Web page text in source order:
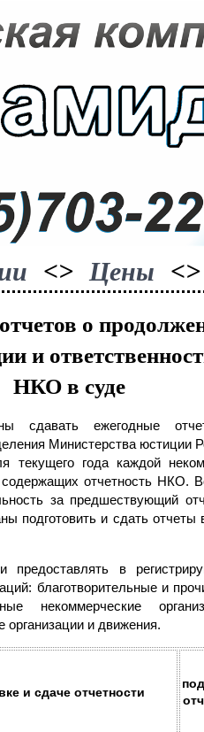
<> Цены <>
о
и
НКО в суде
сдавать ежегодные
Министерства юстиции
года каждой
отчетность НКО.
за предшествующий
подготовить и сдать
предоставлять в
благотворительные и
некоммерческие
организации и движения.
и сдаче отчетности